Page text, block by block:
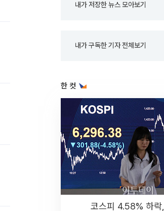
내가 저장한 뉴스 모아보기
내가 구독한 기자 전체보기
한 컷
코스피 4.58% 하락